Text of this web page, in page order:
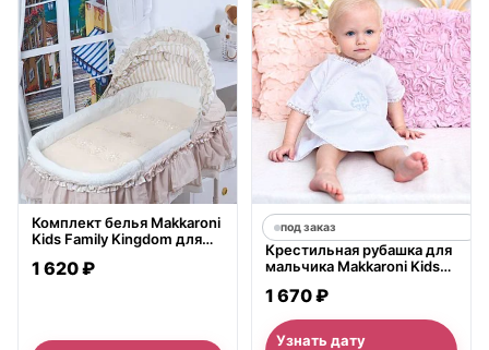
нет в продаже
Комплект белья Makkaroni
Kids Family Kingdom для
предмета
1 620 ₽
под заказ
Крестильная рубашка для
мальчика Makkaroni Kids
1 670 ₽
Узнать дату